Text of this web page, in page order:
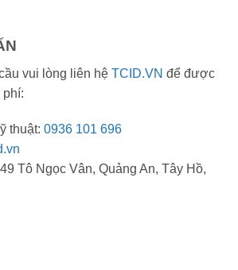
vui lòng liên hệ TCID.VN để được
phí:
thuật:0936 101 696
Tô Ngọc Vân, Quảng An, Tây Hồ,